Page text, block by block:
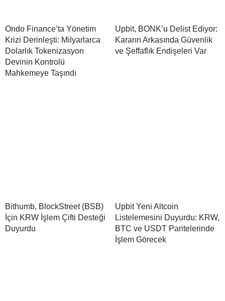
Ondo Finance’ta Yönetim
Krizi Derinleşti: Milyarlarca
Dolarlık Tokenizasyon
Devinin Kontrolü
Mahkemeye Taşındı
Upbit, BONK’u Delist Ediyor:
Kararın Arkasında Güvenlik
ve Şeffaflık Endişeleri Var
Bithumb, BlockStreet (BSB)
İçin KRW İşlem Çifti Desteği
Duyurdu
Upbit Yeni Altcoin
Listelemesini Duyurdu: KRW,
BTC ve USDT Paritelerinde
İşlem Görecek